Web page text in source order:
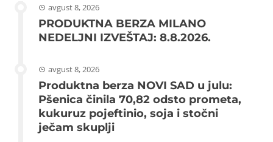
avgust 8, 2026
PRODUKTNA BERZA MILANO
NEDELJNI IZVEŠTAJ: 8.8.2026.
avgust 8, 2026
Produktna berza NOVI SAD u julu:
Pšenica činila 70,82 odsto prometa,
kukuruz pojeftinio, soja i stočni
ječam skuplji